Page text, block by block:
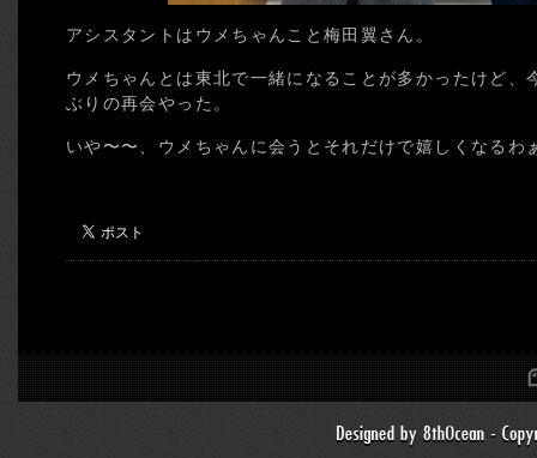
アシスタントはウメちゃんこと梅田翼さん。
ウメちゃんとは東北で一緒になることが多かったけど、
ぶりの再会やった。
いや〜〜、ウメちゃんに会うとそれだけで嬉しくなるわ